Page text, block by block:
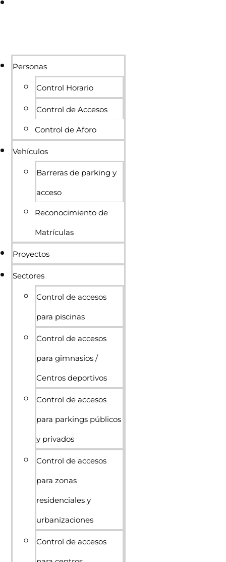
Personas
Control Horario
Control de Accesos
Control de Aforo
Vehículos
Barreras de parking y
acceso
Reconocimiento de
Matrículas
Proyectos
Sectores
Control de accesos
para piscinas
Control de accesos
para gimnasios /
Centros deportivos
Control de accesos
para parkings públicos
y privados
Control de accesos
para zonas
residenciales y
urbanizaciones
Control de accesos